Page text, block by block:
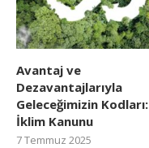
Avantaj ve
Dezavantajlarıyla
Geleceğimizin Kodları:
İklim Kanunu
7 Temmuz 2025